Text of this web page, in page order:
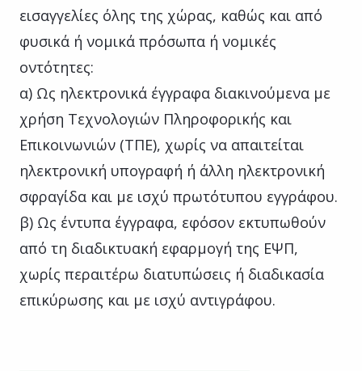
εισαγγελίες όλης της χώρας, καθώς και από
φυσικά ή νομικά πρόσωπα ή νομικές
οντότητες:
α) Ως ηλεκτρονικά έγγραφα διακινούμενα με
χρήση Τεχνολογιών Πληροφορικής και
Επικοινωνιών (ΤΠΕ), χωρίς να απαιτείται
ηλεκτρονική υπογραφή ή άλλη ηλεκτρονική
σφραγίδα και με ισχύ πρωτότυπου εγγράφου.
β) Ως έντυπα έγγραφα, εφόσον εκτυπωθούν
από τη διαδικτυακή εφαρμογή της ΕΨΠ,
χωρίς περαιτέρω διατυπώσεις ή διαδικασία
επικύρωσης και με ισχύ αντιγράφου.